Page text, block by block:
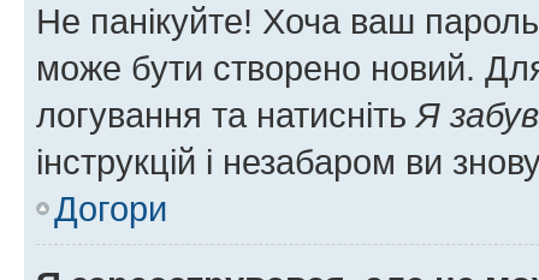
Не панікуйте! Хоча ваш
може бути створено новий.
логування та натисніть Я
інструкцій і незабаром ви
Догори